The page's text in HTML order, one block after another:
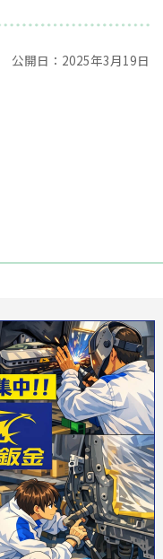
公開日：2025年3月19日